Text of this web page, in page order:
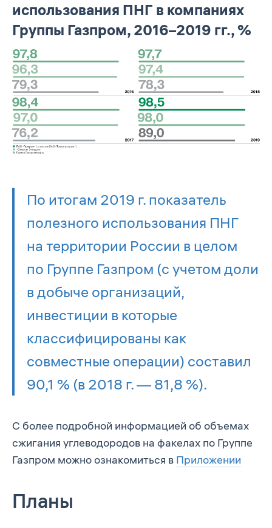
использования ПНГ в компаниях
Группы Газпром, 2016–2019 гг., %
По итогам 2019 г. показатель
полезного использования ПНГ
на территории России в целом
по Группе Газпром (с учетом доли
в добыче организаций,
инвестиции в которые
классифицированы как
совместные операции) составил
90,1 % (в 2018 г. — 81,8 %).
С более подробной информацией об объемах
сжигания углеводородов на факелах по Группе
Газпром можно ознакомиться в Приложении
Планы